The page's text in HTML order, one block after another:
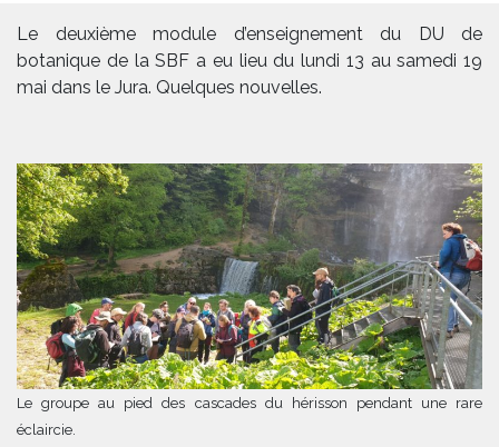
Le deuxième module d’enseignement du DU de
botanique de la SBF a eu lieu du lundi 13 au samedi 19
mai dans le Jura. Quelques nouvelles.
Le groupe au pied des cascades du hérisson pendant une rare
éclaircie.